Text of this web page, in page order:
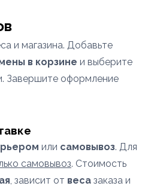
и магазина. Добавьте
в корзине и выберите
Завершите оформление
или самовывоз. Для
самовывоз. Стоимость
, зависит от веса заказа и